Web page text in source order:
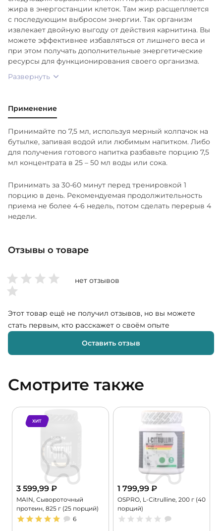
Красители: азорубин, синий пантентованный V.
жира в энергостанции клеток. Там жир расщепляется
с последующим выбросом энергии. Так организм
извлекает двойную выгоду от действия карнитина. Вы
можете эффективнее избавляться от лишнего веса и
при этом получать дополнительные энергетические
ресурсы для функционирования своего организма.
Развернуть
Применение
Принимайте по 7,5 мл, используя мерный колпачок на
бутылке, запивая водой или любимым напитком. Либо
для получения готового напитка разбавьте порцию 7,5
мл концентрата в 25 – 50 мл воды или сока.
Принимать за 30-60 минут перед тренировкой 1
порцию в день. Рекомендуемая продолжительность
приема не более 4-6 недель, потом сделать перерыв 4
недели.
Отзывы о товаре
нет отзывов
Этот товар ещё не получил отзывов, но вы можете
стать первым, кто расскажет о своём опыте
Оставить отзыв
Смотрите также
ХИТ
3 599,99 ₽
MAIN, Сывороточный
протеин, 825 г (25 порций)
6
1 799,99 ₽
OSPRO, L-Citrulline, 200 г (40
порций)